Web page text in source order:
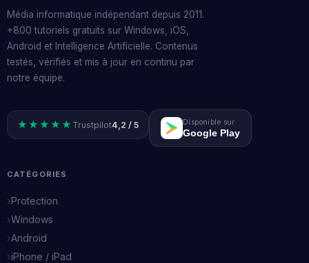
Média informatique indépendant depuis 2011.
+800 tutoriels gratuits sur Windows, iOS,
Android et Intelligence Artificielle. Contenus
testés, vérifiés et mis à jour en continu par
notre équipe.
★★★★★ Trustpilot4,2 / 5 Disponible sur
Google Play
CATÉGORIES
Protection
Windows
Android
iPhone / iPad